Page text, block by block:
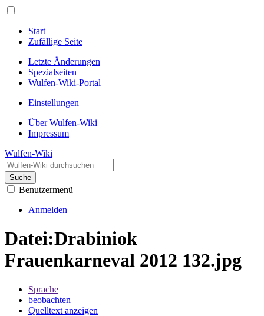
Start
Zufällige Seite
Letzte Änderungen
Spezialseiten
Wulfen-Wiki-Portal
Einstellungen
Über Wulfen-Wiki
Impressum
Wulfen-Wiki
Suche
Benutzermenü
Anmelden
Datei:Drabiniok
Frauenkarneval 2012 132.jpg
Sprache
beobachten
Quelltext anzeigen